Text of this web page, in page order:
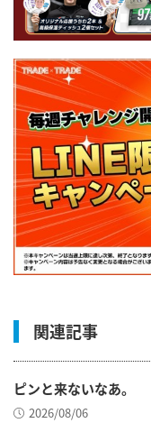
関連記事
ピンと来ないなあ。
2026/08/06